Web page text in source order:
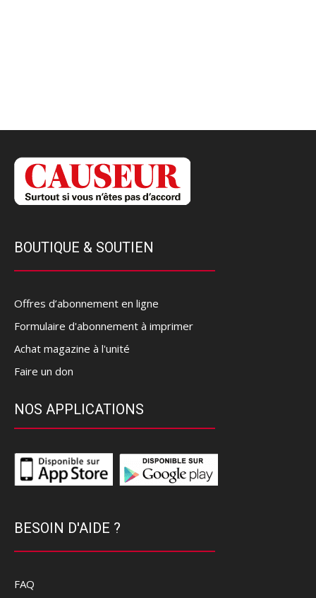
BOUTIQUE & SOUTIEN
Offres d’abonnement en ligne
Formulaire d'abonnement à imprimer
Achat magazine à l'unité
Faire un don
NOS APPLICATIONS
BESOIN D'AIDE ?
FAQ